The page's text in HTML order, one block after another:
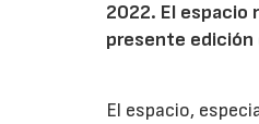
2022. El espacio
presente
El espacio,